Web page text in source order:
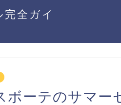
全ガイ
ボーテのサマー